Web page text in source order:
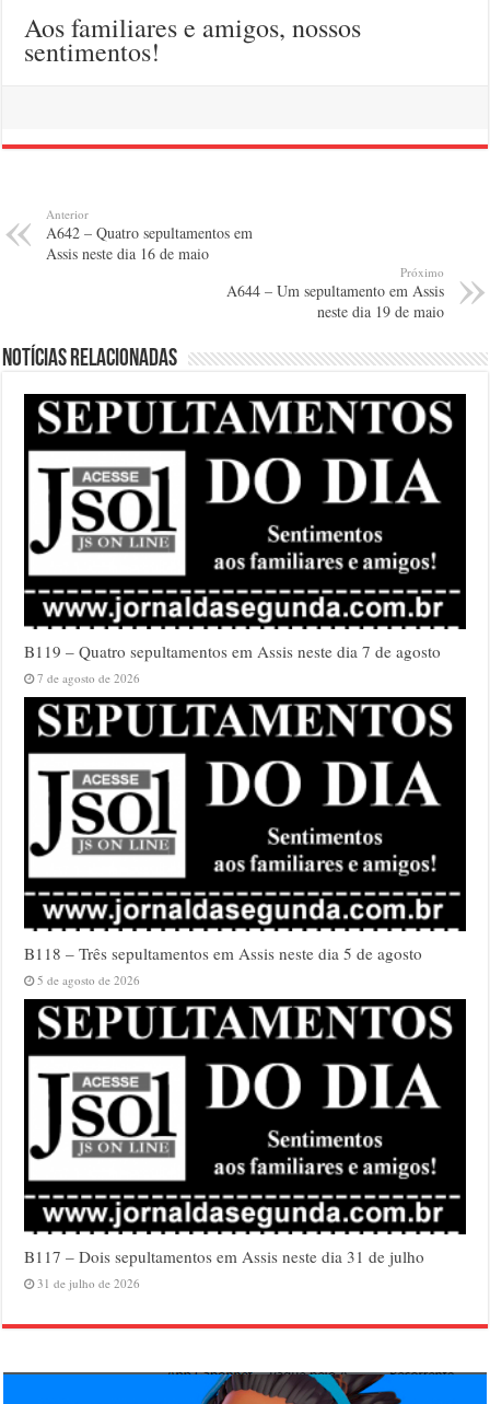
Aos familiares e amigos, nossos
sentimentos!
Anterior
A642 – Quatro sepultamentos em
Assis neste dia 16 de maio
Próximo
A644 – Um sepultamento em Assis
neste dia 19 de maio
Notícias relacionadas
B119 – Quatro sepultamentos em Assis neste dia 7 de agosto
7 de agosto de 2026
B118 – Três sepultamentos em Assis neste dia 5 de agosto
5 de agosto de 2026
B117 – Dois sepultamentos em Assis neste dia 31 de julho
31 de julho de 2026